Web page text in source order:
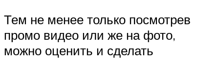
Тем не менее только посмотрев
промо видео или же на фото,
можно оценить и сделать